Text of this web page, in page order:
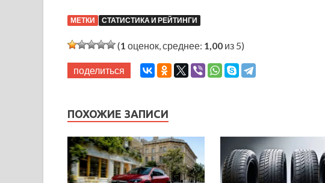
МЕТКИ СТАТИСТИКА И РЕЙТИНГИ
(1 оценок, среднее: 1,00 из 5)
поделиться
ПОХОЖИЕ ЗАПИСИ